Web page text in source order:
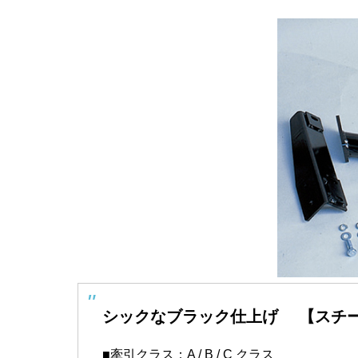
シックなブラック仕上げ 【スチ
■牽引クラス：A / B / C クラス